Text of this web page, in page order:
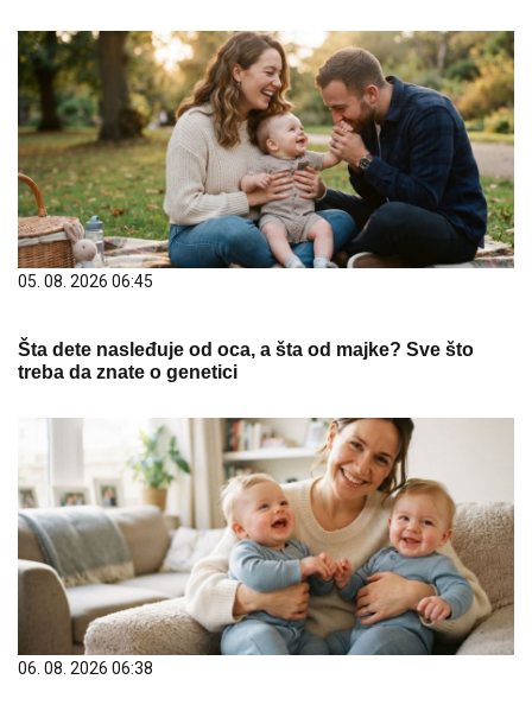
05. 08. 2026 06:45
Šta dete nasleđuje od oca, a šta od majke? Sve što
treba da znate o genetici
06. 08. 2026 06:38